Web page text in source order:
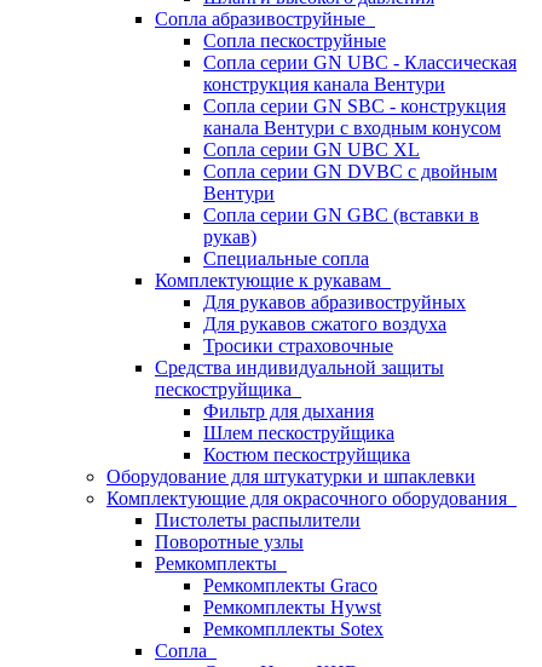
Сопла абразивоструйные
Сопла пескоструйные
Сопла серии GN UBC - Классическая
конструкция канала Вентури
Сопла серии GN SBC - конструкция
канала Вентури c входным конусом
Сопла серии GN UBC XL
Сопла серии GN DVBC с двойным
Вентури
Сопла серии GN GBC (вставки в
рукав)
Специальные сопла
Комплектующие к рукавам
Для рукавов абразивоструйных
Для рукавов сжатого воздуха
Тросики страховочные
Средства индивидуальной защиты
пескоструйщика
Фильтр для дыхания
Шлем пескоструйщика
Костюм пескоструйщика
Оборудование для штукатурки и шпаклевки
Комплектующие для окрасочного оборудования
Пистолеты распылители
Поворотные узлы
Ремкомплекты
Ремкомплекты Graco
Ремкомплекты Hywst
Ремкомпллекты Sotex
Сопла